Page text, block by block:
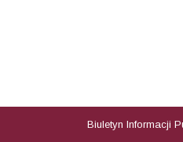
Biuletyn Informacji